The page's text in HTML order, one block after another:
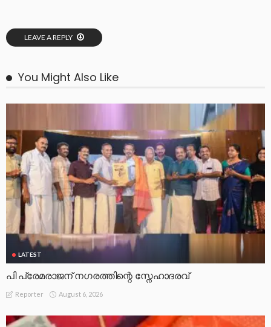
LEAVE A REPLY
You Might Also Like
LATEST
പി പ്രേമരാജന് നഗരത്തിന്റെ സ്നേഹാദരവ്
Reporter August 6, 2026